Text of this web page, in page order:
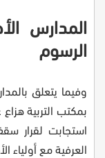
المدارس
الرسوم
وفيما يتعلق
بمكتب التربية
استجابت لقرار
العرفية مع أولياء